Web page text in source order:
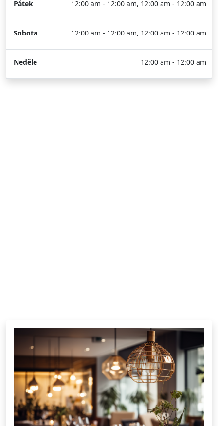
Pátek 12:00 am - 12:00 am, 12:00 am - 12:00 am
Sobota 12:00 am - 12:00 am, 12:00 am - 12:00 am
Neděle 12:00 am - 12:00 am